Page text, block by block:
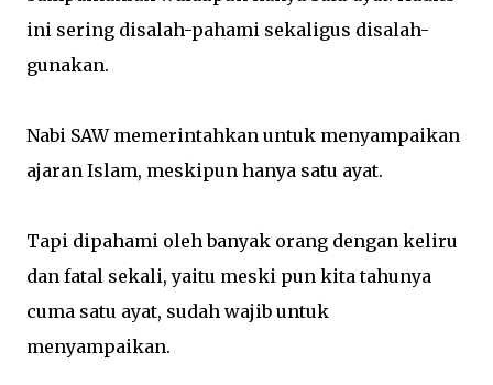
ini sering disalah-pahami sekaligus disalah-
gunakan.
Nabi SAW memerintahkan untuk menyampaikan
ajaran Islam, meskipun hanya satu ayat.
Tapi dipahami oleh banyak orang dengan keliru
dan fatal sekali, yaitu meski pun kita tahunya
cuma satu ayat, sudah wajib untuk
menyampaikan.